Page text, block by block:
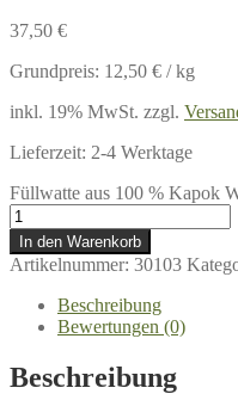
37,50 €
Grundpreis: 12,50 € /kg
inkl. 19% MwSt. zzgl.
Lieferzeit: 2-4 Werktage
Füllwatte aus 100 % Kapok
In den Warenkorb
Artikelnummer: 30103
Beschreibung
Bewertungen (0)
Beschreibung